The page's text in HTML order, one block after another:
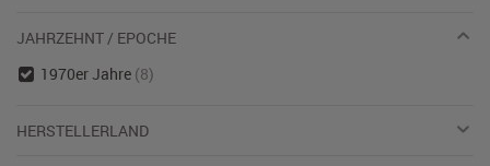
JAHRZEHNT / EPOCHE
1970er Jahre (8)
HERSTELLERLAND